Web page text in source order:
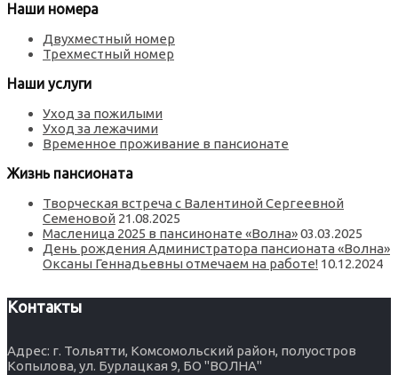
Наши номера
Двухместный номер
Трехместный номер
Наши услуги
Уход за пожилыми
Уход за лежачими
Временное проживание в пансионате
Жизнь пансионата
Творческая встреча с Валентиной Сергеевной
Семеновой 21.08.2025
Масленица 2025 в пансинонате «Волна»03.03.2025
День рождения Администратора пансионата «Волна»
Оксаны Геннадьевны отмечаем на работе! 10.12.2024
Контакты
Адрес: г. Тольятти, Комсомольский район, полуостров
Копылова, ул. Бурлацкая 9, БО "ВОЛНА"